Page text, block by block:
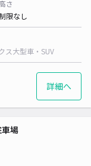
高さ
限なし
ス大型車・SUV
詳細へ
場